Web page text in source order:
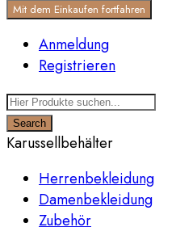
Mit dem Einkaufen fortfahren
Anmeldung
Registrieren
Search
Karussellbehälter
Herrenbekleidung
Damenbekleidung
Zubehör